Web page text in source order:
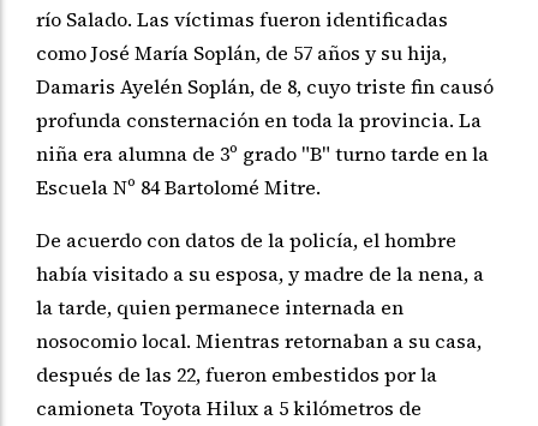
río Salado. Las víctimas fueron identificadas
como José María Soplán, de 57 años y su hija,
Damaris Ayelén Soplán, de 8, cuyo triste fin causó
profunda consternación en toda la provincia. La
niña era alumna de 3º grado "B" turno tarde en la
Escuela Nº 84 Bartolomé Mitre.
De acuerdo con datos de la policía, el hombre
había visitado a su esposa, y madre de la nena, a
la tarde, quien permanece internada en
nosocomio local. Mientras retornaban a su casa,
después de las 22, fueron embestidos por la
camioneta Toyota Hilux a 5 kilómetros de